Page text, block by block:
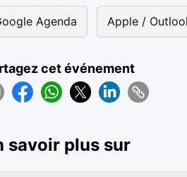
Agenda Apple /
cet événement
savoir plus sur